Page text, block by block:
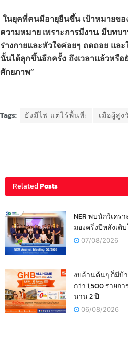
ในยุคที่คนมีอายุยืนขึ้น เป้าหมายข
ความหมาย เพราะการมีงาน มีบทบ
ร่างกายและหัวใจค่อยๆ ถดถอย และ
นั้นได้ลุกขึ้นอีกครั้ง ถึงเวลาแล้วหรือ
ศักยภาพ”
Tags: ยังมีไฟ แต่ไร้พื้นที่: เมื่อผู้สู
RelatedPosts
NER พบนักวิเคร
มองครึ่งปีหลังเติ
07/08/2026
งบล้านต้นๆ ก็มีบ้
กว่า 1,500 รายก
นาน 2 ปี
06/08/2026